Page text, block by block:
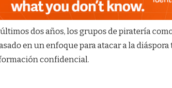
dos años, los grupos de piratería
en un enfoque para atacar a la
confidencial.